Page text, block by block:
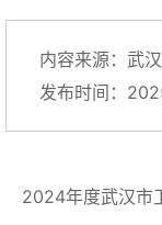
内容来源：武
发布时间：
2024年度武汉市